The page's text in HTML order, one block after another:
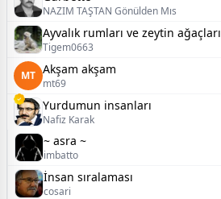
NAZIM TAŞTAN Gönülden Mıs
Ayvalık rumları ve zeytin ağaçları
Tigem0663
MT Akşam akşam
mt69
Yurdumun insanları
Nafiz Karak
~ asra ~
imbatto
İnsan sıralaması
cosari